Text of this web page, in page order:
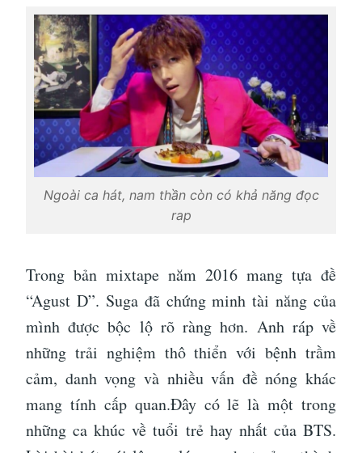
Ngoài ca hát, nam thần còn có khả năng đọc
rap
Trong bản mixtape năm 2016 mang tựa đề
“Agust D”. Suga đã chứng minh tài năng của
mình được bộc lộ rõ ràng hơn. Anh ráp về
những trải nghiệm thô thiển với bệnh trầm
cảm, danh vọng và nhiều vấn đề nóng khác
mang tính cấp quan.Đây có lẽ là một trong
những ca khúc về tuổi trẻ hay nhất của BTS.